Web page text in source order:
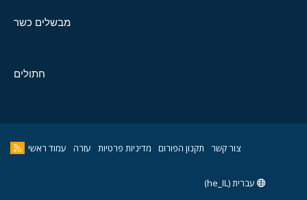
מבשלים כשר
חתולים
צור קשר תקנון הפורום מדיניות פרטיות עזרה עמוד ראשי
עברית (he_IL)